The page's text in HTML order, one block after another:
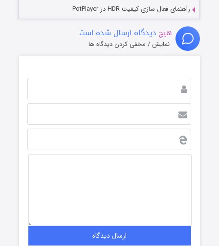
راهنمای فعال سازی کیفیت HDR در PotPlayer
هیچ دیدگاه ارسال شده است
نمایش / مخفی کردن دیدگاه ها